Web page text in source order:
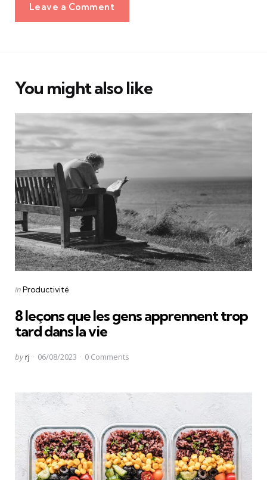
Leave a Comment
You might also like
Categories
Posted
inProductivité
8 leçons que les gens apprennent trop
tard dans la vie
Posted
byrj 06/08/2023 0 Comments